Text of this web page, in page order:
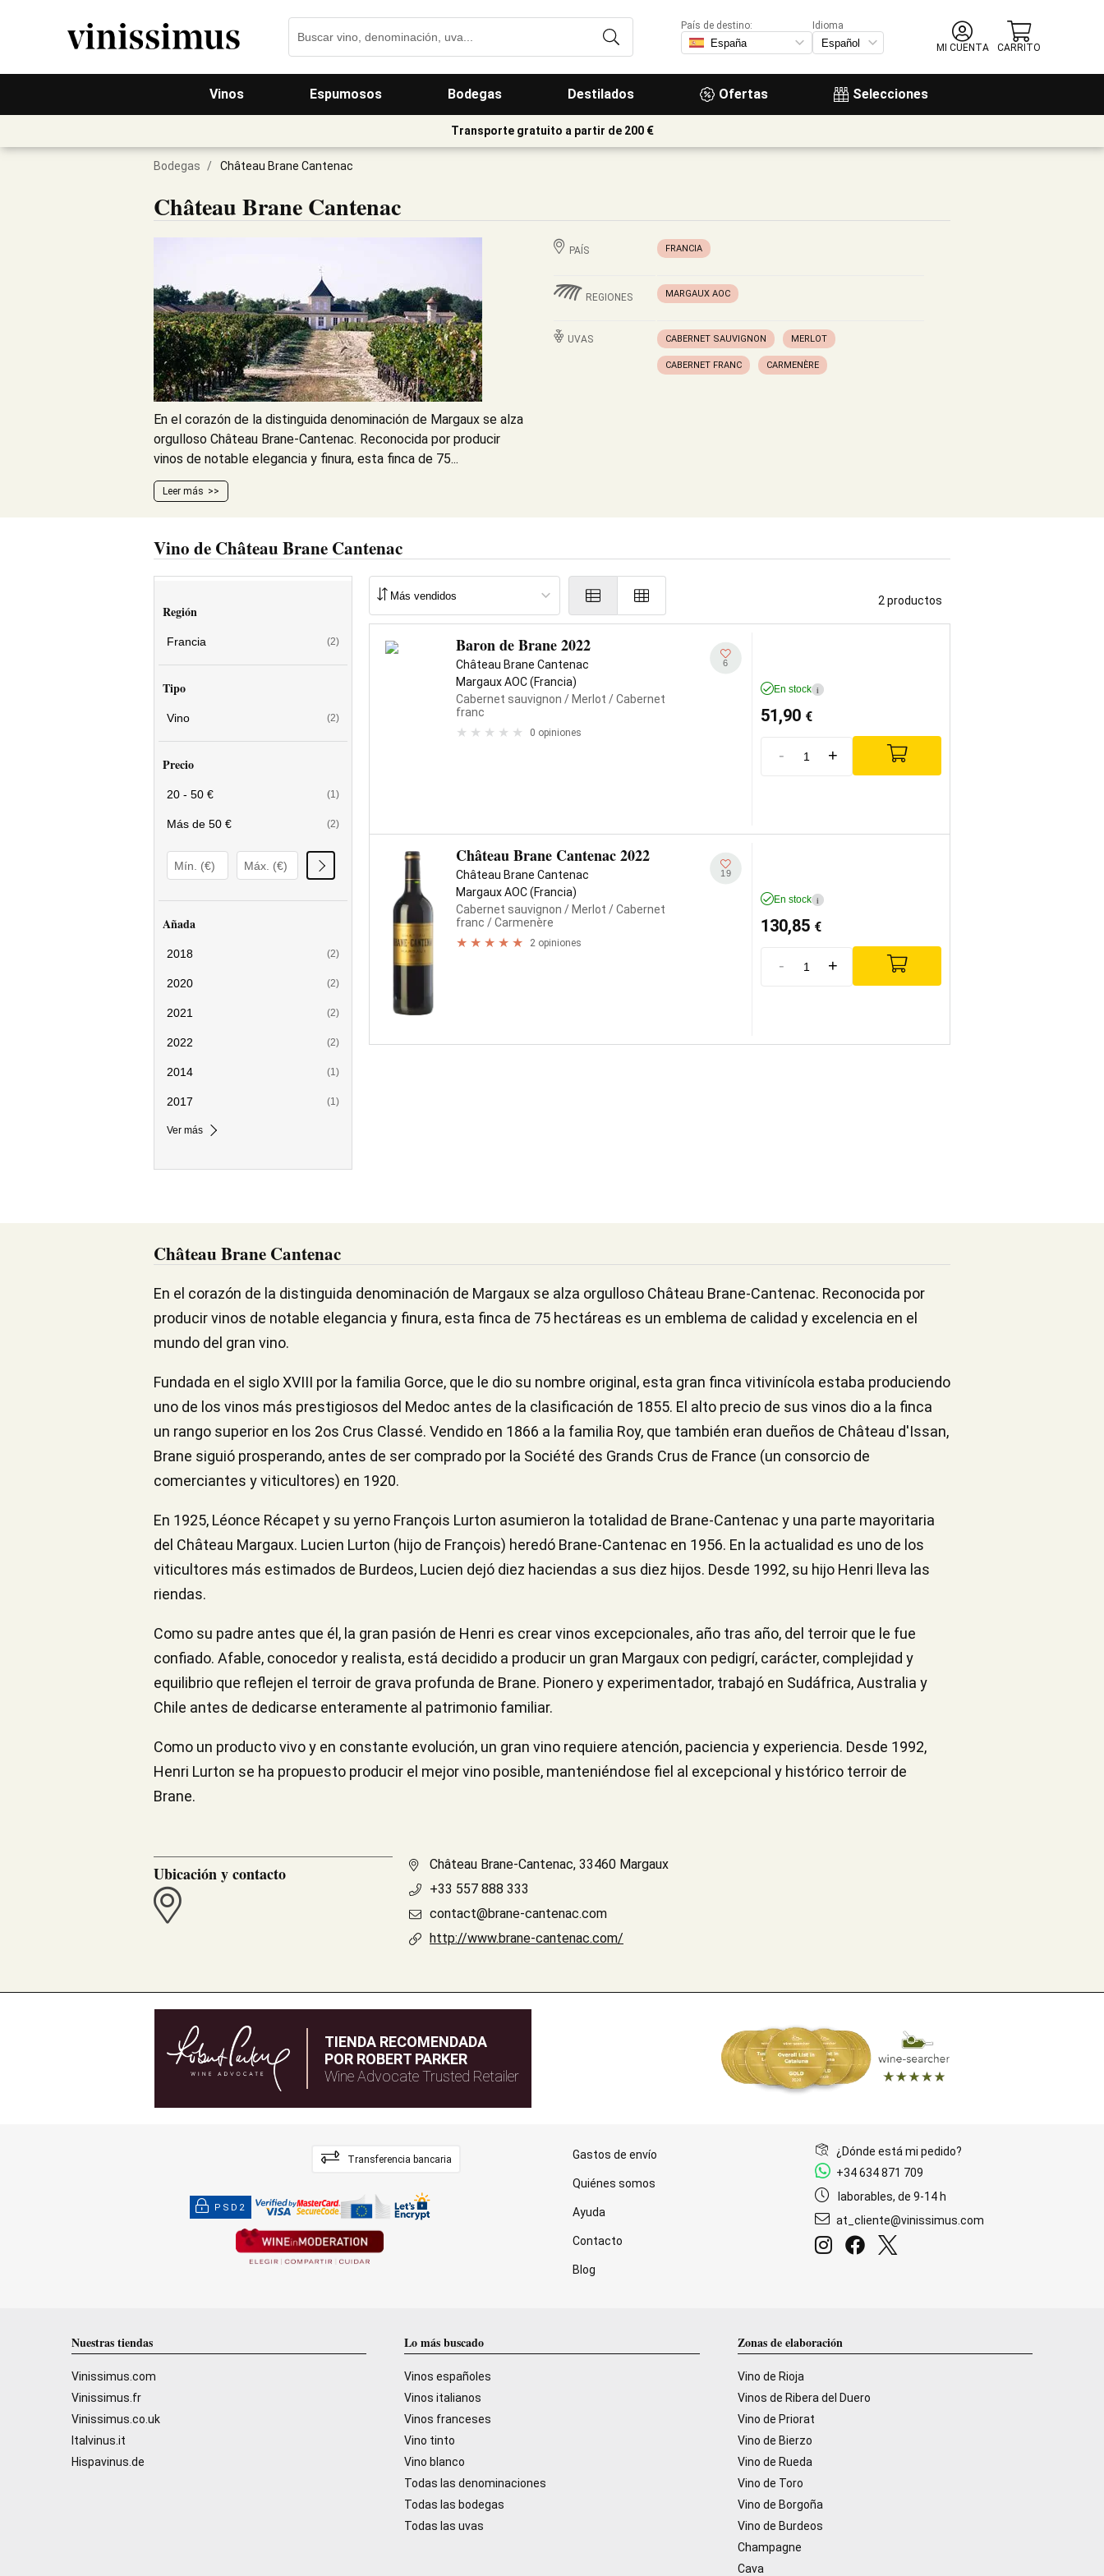
Vinos Espumosos Bodegas Destilados Ofertas Selecciones
País de destino:
Idioma
MI CUENTA
CARRITO
Transporte gratuito a partir de 200 €
Bodegas / Château Brane Cantenac
Château Brane Cantenac
En el corazón de la distinguida denominación de Margaux se alza
orgulloso Château Brane-Cantenac. Reconocida por producir
vinos de notable elegancia y finura, esta finca de 75...
Leer más
PAÍS FRANCIA
REGIONES MARGAUX AOC
UVAS CABERNET SAUVIGNON MERLOT
CABERNET FRANC CARMENÈRE
Vino de Château Brane Cantenac
Región
Francia (2)
Tipo
Vino (2)
Precio
20 - 50 € (1)
Más de 50 € (2)
Añada
2018 (2)
2020 (2)
2021 (2)
2022 (2)
2014 (1)
2017 (1)
Ver más
2 productos
Baron de Brane 2022
Château Brane Cantenac
Margaux AOC (Francia)
Cabernet sauvignon / Merlot / Cabernet
franc
0 opiniones
6
En stock i
51,90 €
- +
Château Brane Cantenac 2022
Château Brane Cantenac
Margaux AOC (Francia)
Cabernet sauvignon / Merlot / Cabernet
franc / Carmenère
2 opiniones
19
En stock i
130,85 €
- +
Château Brane Cantenac
En el corazón de la distinguida denominación de Margaux se alza orgulloso Château Brane-Cantenac. Reconocida por
producir vinos de notable elegancia y finura, esta finca de 75 hectáreas es un emblema de calidad y excelencia en el
mundo del gran vino.
Fundada en el siglo XVIII por la familia Gorce, que le dio su nombre original, esta gran finca vitivinícola estaba produciendo
uno de los vinos más prestigiosos del Medoc antes de la clasificación de 1855. El alto precio de sus vinos dio a la finca
un rango superior en los 2os Crus Classé. Vendido en 1866 a la familia Roy, que también eran dueños de Château d'Issan,
Brane siguió prosperando, antes de ser comprado por la Société des Grands Crus de France (un consorcio de
comerciantes y viticultores) en 1920.
En 1925, Léonce Récapet y su yerno François Lurton asumieron la totalidad de Brane-Cantenac y una parte mayoritaria
del Château Margaux. Lucien Lurton (hijo de François) heredó Brane-Cantenac en 1956. En la actualidad es uno de los
viticultores más estimados de Burdeos, Lucien dejó diez haciendas a sus diez hijos. Desde 1992, su hijo Henri lleva las
riendas.
Como su padre antes que él, la gran pasión de Henri es crear vinos excepcionales, año tras año, del terroir que le fue
confiado. Afable, conocedor y realista, está decidido a producir un gran Margaux con pedigrí, carácter, complejidad y
equilibrio que reflejen el terroir de grava profunda de Brane. Pionero y experimentador, trabajó en Sudáfrica, Australia y
Chile antes de dedicarse enteramente al patrimonio familiar.
Como un producto vivo y en constante evolución, un gran vino requiere atención, paciencia y experiencia. Desde 1992,
Henri Lurton se ha propuesto producir el mejor vino posible, manteniéndose fiel al excepcional y histórico terroir de
Brane.
Ubicación y contacto
Château Brane-Cantenac, 33460 Margaux
+33 557 888 333
contact@brane-cantenac.com
http://www.brane-cantenac.com/
TIENDA RECOMENDADA
POR ROBERT PARKER
Wine Advocate Trusted Retailer
Transferencia bancaria
PSD2
Gastos de envío
Quiénes somos
Ayuda
Contacto
Blog
¿Dónde está mi pedido?
+34 634 871 709
laborables, de 9-14 h
at_cliente@vinissimus.com
Nuestras tiendas
Vinissimus.com
Vinissimus.fr
Vinissimus.co.uk
Italvinus.it
Hispavinus.de
Lo más buscado
Vinos españoles
Vinos italianos
Vinos franceses
Vino tinto
Vino blanco
Todas las denominaciones
Todas las bodegas
Todas las uvas
Zonas de elaboración
Vino de Rioja
Vinos de Ribera del Duero
Vino de Priorat
Vino de Bierzo
Vino de Rueda
Vino de Toro
Vino de Borgoña
Vino de Burdeos
Champagne
Cava